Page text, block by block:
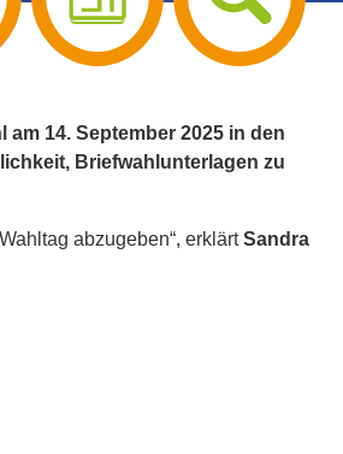
14. September 2025 in den
Briefwahlunterlagen zu
abzugeben“, erklärtSandra